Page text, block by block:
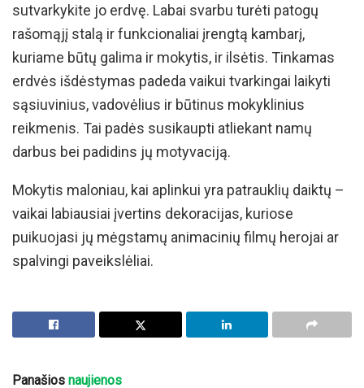
sutvarkykite jo erdvę. Labai svarbu turėti patogų
rašomąjį stalą ir funkcionaliai įrengtą kambarį,
kuriame būtų galima ir mokytis, ir ilsėtis. Tinkamas
erdvės išdėstymas padeda vaikui tvarkingai laikyti
sąsiuvinius, vadovėlius ir būtinus mokyklinius
reikmenis. Tai padės susikaupti atliekant namų
darbus bei padidins jų motyvaciją.
Mokytis maloniau, kai aplinkui yra patrauklių daiktų –
vaikai labiausiai įvertins dekoracijas, kuriose
puikuojasi jų mėgstamų animacinių filmų herojai ar
spalvingi paveikslėliai.
Panašios naujienos